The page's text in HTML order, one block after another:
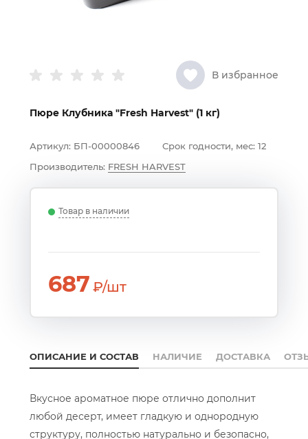
В избранное
Пюре Клубника "Fresh Harvest" (1 кг)
Артикул: БП-00000846 Срок годности, мес: 12
Производитель: FRESH HARVEST
Товар в наличии
687₽/шт
ОПИСАНИЕ И СОСТАВ НАЛИЧИЕ ДОСТАВКА
Вкусное ароматное пюре отлично дополнит
любой десерт, имеет гладкую и однородную
структуру, полностью натурально и безопасно,